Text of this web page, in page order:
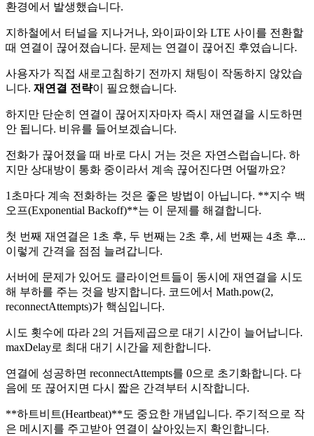
환경에서 발생했습니다.
지하철에서 터널을 지나거나, 와이파이와 LTE 사이를 전환할
때 연결이 끊어졌습니다. 문제는 연결이 끊어진 후였습니다.
사용자가 직접 새로고침하기 전까지 채팅이 작동하지 않았습
니다. 재연결 전략이 필요했습니다.
하지만 단순히 연결이 끊어지자마자 즉시 재연결을 시도하면
안 됩니다. 비유를 들어보겠습니다.
전화가 끊어졌을 때 바로 다시 거는 것은 자연스럽습니다. 하
지만 상대방이 통화 중이라서 계속 끊어진다면 어떨까요?
1초마다 계속 전화하는 것은 좋은 방법이 아닙니다. **지수 백
오프(Exponential Backoff)**는 이 문제를 해결합니다.
첫 번째 재연결은 1초 후, 두 번째는 2초 후, 세 번째는 4초 후...
이렇게 간격을 점점 늘려갑니다.
서버에 문제가 있어도 클라이언트들이 동시에 재연결을 시도
해 부하를 주는 것을 방지합니다. 코드에서 Math.pow(2,
reconnectAttempts)가 핵심입니다.
시도 횟수에 따라 2의 거듭제곱으로 대기 시간이 늘어납니다.
maxDelay로 최대 대기 시간을 제한합니다.
연결에 성공하면 reconnectAttempts를 0으로 초기화합니다. 다
음에 또 끊어지면 다시 짧은 간격부터 시작합니다.
**하트비트(Heartbeat)**도 중요한 개념입니다. 주기적으로 작
은 메시지를 주고받아 연결이 살아있는지 확인합니다.